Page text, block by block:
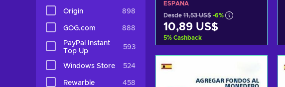
Origin 898
GOG.com 888
PayPal Instant
Top Up
593
Windows Store 524
Rewarble 458
ESPAÑA
Desde 11,53 US$ -6%
10,89 US$
5% Cashback
Ver ofertas